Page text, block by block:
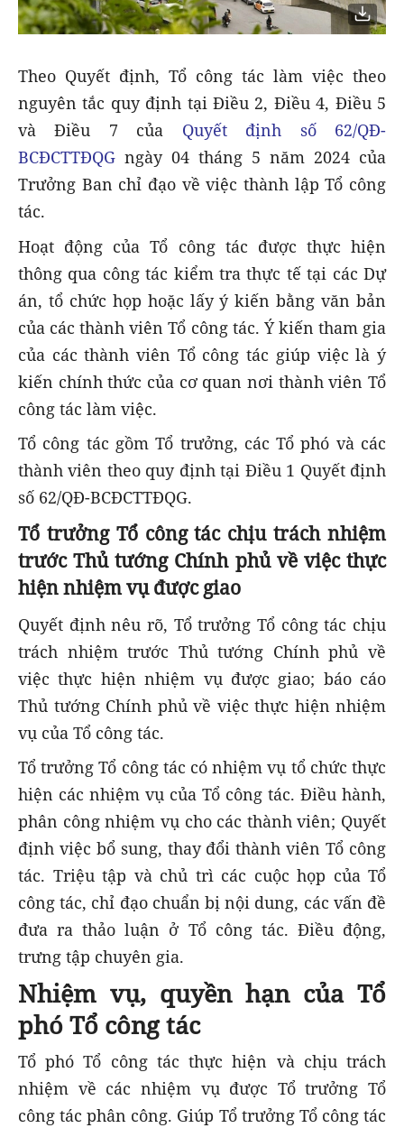
Theo Quyết định, Tổ công tác làm việc theo
nguyên tắc quy định tại Điều 2, Điều 4, Điều 5
và Điều 7 của Quyết định số 62/QĐ-
BCĐCTTĐQG ngày 04 tháng 5 năm 2024 của
Trưởng Ban chỉ đạo về việc thành lập Tổ công
tác.
Hoạt động của Tổ công tác được thực hiện
thông qua công tác kiểm tra thực tế tại các Dự
án, tổ chức họp hoặc lấy ý kiến bằng văn bản
của các thành viên Tổ công tác. Ý kiến tham gia
của các thành viên Tổ công tác giúp việc là ý
kiến chính thức của cơ quan nơi thành viên Tổ
công tác làm việc.
Tổ công tác gồm Tổ trưởng, các Tổ phó và các
thành viên theo quy định tại Điều 1 Quyết định
số 62/QĐ-BCĐCTTĐQG.
Tổ trưởng Tổ công tác chịu trách nhiệm
trước Thủ tướng Chính phủ về việc thực
hiện nhiệm vụ được giao
Quyết định nêu rõ, Tổ trưởng Tổ công tác chịu
trách nhiệm trước Thủ tướng Chính phủ về
việc thực hiện nhiệm vụ được giao; báo cáo
Thủ tướng Chính phủ về việc thực hiện nhiệm
vụ của Tổ công tác.
Tổ trưởng Tổ công tác có nhiệm vụ tổ chức thực
hiện các nhiệm vụ của Tổ công tác. Điều hành,
phân công nhiệm vụ cho các thành viên; Quyết
định việc bổ sung, thay đổi thành viên Tổ công
tác. Triệu tập và chủ trì các cuộc họp của Tổ
công tác, chỉ đạo chuẩn bị nội dung, các vấn đề
đưa ra thảo luận ở Tổ công tác. Điều động,
trưng tập chuyên gia.
Nhiệm vụ, quyền hạn của Tổ
phó Tổ công tác
Tổ phó Tổ công tác thực hiện và chịu trách
nhiệm về các nhiệm vụ được Tổ trưởng Tổ
công tác phân công. Giúp Tổ trưởng Tổ công tác